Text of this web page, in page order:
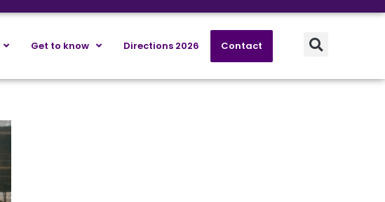
Get to know Directions 2026 Contact